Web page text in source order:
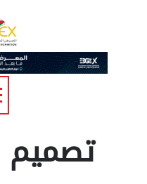
تصميم